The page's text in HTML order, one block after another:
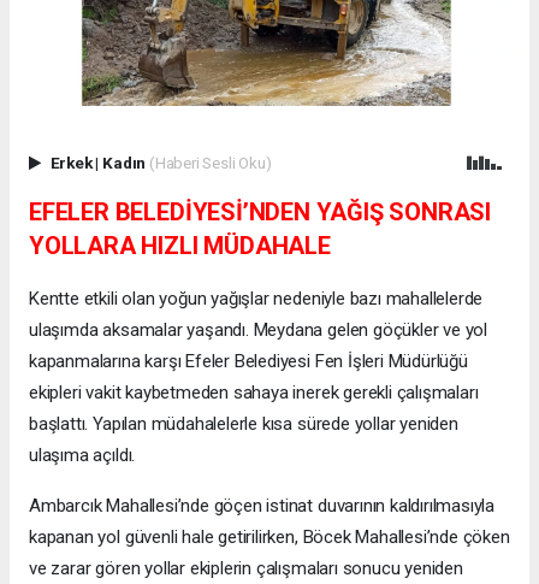
Erkek| Kadın (Haberi Sesli Oku)
EFELER BELEDİYESİ’NDEN YAĞIŞ SONRASI
YOLLARA HIZLI MÜDAHALE
Kentte etkili olan yoğun yağışlar nedeniyle bazı mahallelerde
ulaşımda aksamalar yaşandı. Meydana gelen göçükler ve yol
kapanmalarına karşı Efeler Belediyesi Fen İşleri Müdürlüğü
ekipleri vakit kaybetmeden sahaya inerek gerekli çalışmaları
başlattı. Yapılan müdahalelerle kısa sürede yollar yeniden
ulaşıma açıldı.
Ambarcık Mahallesi’nde göçen istinat duvarının kaldırılmasıyla
kapanan yol güvenli hale getirilirken, Böcek Mahallesi’nde çöken
ve zarar gören yollar ekiplerin çalışmaları sonucu yeniden